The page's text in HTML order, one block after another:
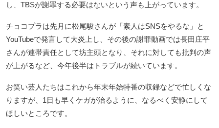
し、TBSが謝罪する必要はないという声も上がっています。
チョコプラは先月に松尾駿さんが「素人はSNSをやるな」と
YouTubeで発言して大炎上し、その後の謝罪動画では長田庄平
さんが連帯責任として坊主頭となり、それに対しても批判の声
が上がるなど、今年後半はトラブルが続いています。
お笑い芸人たちはこれから年末年始特番の収録などで忙しくな
りますが、1日も早くケガが治るように、なるべく安静にして
ほしいところです。